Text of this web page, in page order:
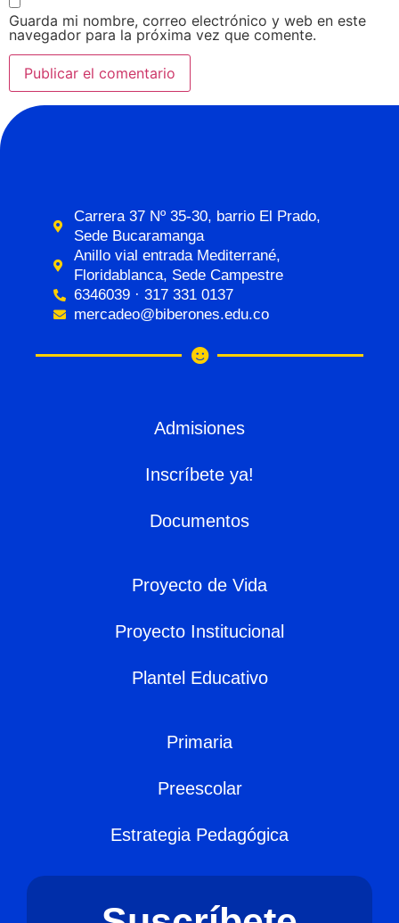
Guarda mi nombre, correo electrónico y web en este
navegador para la próxima vez que comente.
Carrera 37 Nº 35-30, barrio El Prado,
Sede Bucaramanga
Anillo vial entrada Mediterrané,
Floridablanca, Sede Campestre
6346039 · 317 331 0137
mercadeo@biberones.edu.co
Admisiones
Inscríbete ya!
Documentos
Proyecto de Vida
Proyecto Institucional
Plantel Educativo
Primaria
Preescolar
Estrategia Pedagógica